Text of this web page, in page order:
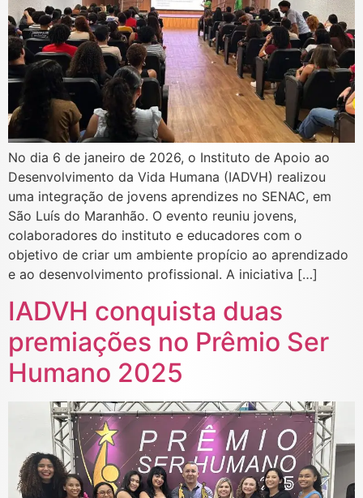
No dia 6 de janeiro de 2026, o Instituto de Apoio ao
Desenvolvimento da Vida Humana (IADVH) realizou
uma integração de jovens aprendizes no SENAC, em
São Luís do Maranhão. O evento reuniu jovens,
colaboradores do instituto e educadores com o
objetivo de criar um ambiente propício ao aprendizado
e ao desenvolvimento profissional. A iniciativa […]
IADVH conquista duas
premiações no Prêmio Ser
Humano 2025